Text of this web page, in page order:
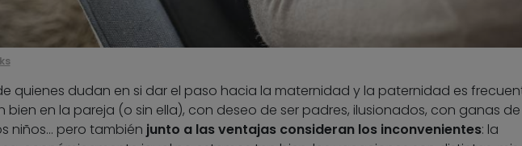
quienes dudan en si dar el paso hacia la maternidad y la paternidad es
bien en la pareja (o sin ella), con deseo de ser padres, ilusionados, con ganas de
niños… pero también junto a las ventajas consideran los inconvenientes: la